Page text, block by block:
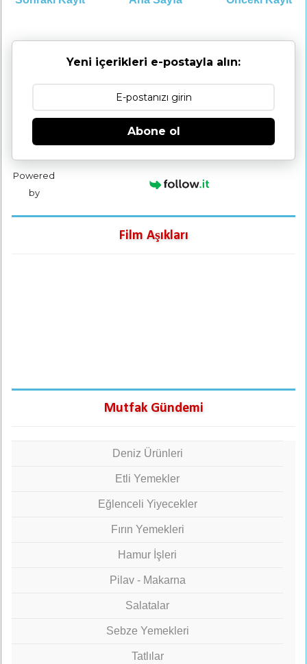
Yeni içerikleri e-postayla alın:
Abone ol
Powered
by
Film Aşıkları
Mutfak Gündemi
Deniz Ürünleri
Etli Yemekler
Eğlenceli Yiyecekler
Fırın Yemekleri
Hamur İşleri
Pilav - Makarna
Salatalar
Sebze Yemekleri
Tatlılar